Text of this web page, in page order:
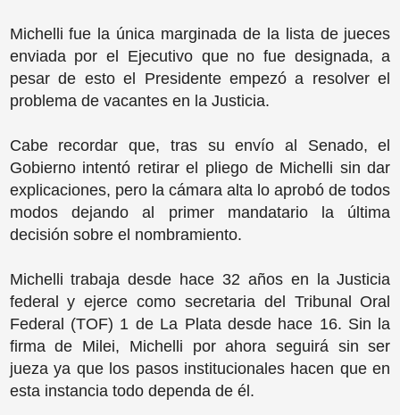
Michelli fue la única marginada de la lista de jueces
enviada por el Ejecutivo que no fue designada, a
pesar de esto el Presidente empezó a resolver el
problema de vacantes en la Justicia.
Cabe recordar que, tras su envío al Senado, el
Gobierno intentó retirar el pliego de Michelli sin dar
explicaciones, pero la cámara alta lo aprobó de todos
modos dejando al primer mandatario la última
decisión sobre el nombramiento.
Michelli trabaja desde hace 32 años en la Justicia
federal y ejerce como secretaria del Tribunal Oral
Federal (TOF) 1 de La Plata desde hace 16. Sin la
firma de Milei, Michelli por ahora seguirá sin ser
jueza ya que los pasos institucionales hacen que en
esta instancia todo dependa de él.